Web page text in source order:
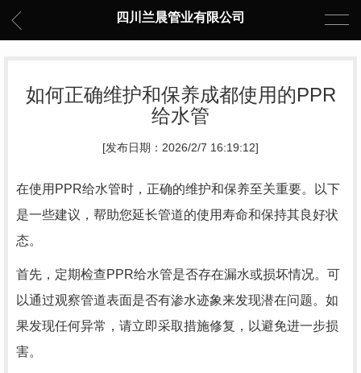
四川兰晨管业有限公司
如何正确维护和保养成都使用的PPR
给水管
[发布日期：2026/2/7 16:19:12]
在使用PPR给水管时，正确的维护和保养至关重要。以下
是一些建议，帮助您延长管道的使用寿命和保持其良好状
态。
首先，定期检查PPR给水管是否存在漏水或损坏情况。可
以通过观察管道表面是否有渗水迹象来发现潜在问题。如
果发现任何异常，请立即采取措施修复，以避免进一步损
害。